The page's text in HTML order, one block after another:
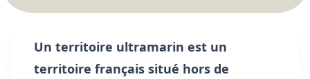
Un territoire ultramarin est un
territoire français situé hors de